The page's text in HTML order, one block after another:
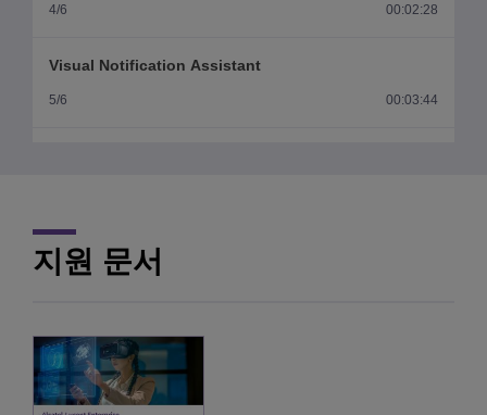
4/6 00:02:28
Visual Notification Assistant
5/6 00:03:44
지원 문서